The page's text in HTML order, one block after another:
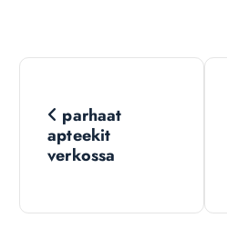
N
i
parhaat
apteekit
verkossa